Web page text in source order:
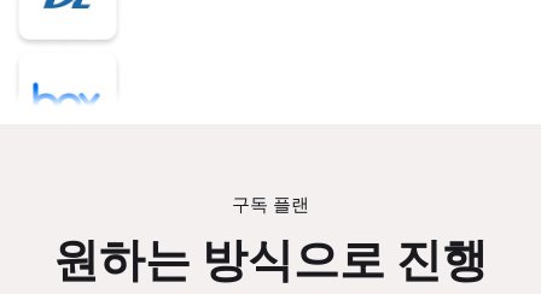
구독 플랜
원하는 방식으로 진행